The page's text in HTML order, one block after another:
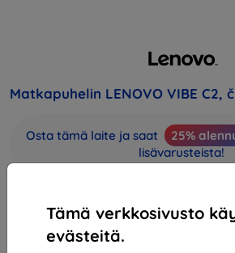
Tämä verkkosivusto
evästeitä.
Matkapuhelin LENOVO VIBE C2,
Osta tämä laite ja saat 25%
lisävarusteista!
119,61 €
Hinta ilman ALV:tä96,46 €